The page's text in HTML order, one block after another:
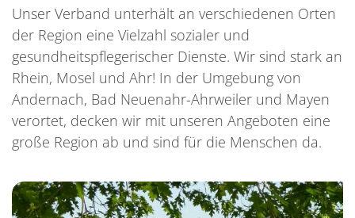
Unser Verband unterhält an verschiedenen Orten
der Region eine Vielzahl sozialer und
gesundheitspflegerischer Dienste. Wir sind stark an
Rhein, Mosel und Ahr! In der Umgebung von
Andernach, Bad Neuenahr-Ahrweiler und Mayen
verortet, decken wir mit unseren Angeboten eine
große Region ab und sind für die Menschen da.